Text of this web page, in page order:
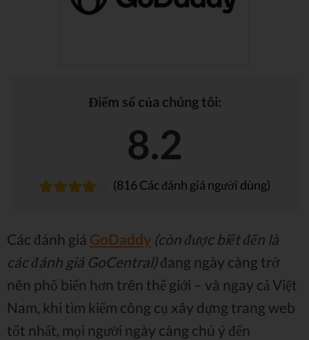
Điểm số của chúng tôi:
8.2
(816 Các đánh giá người dùng)
Các đánh giá GoDaddy (còn được biết đến là
các đánh giá GoCentral)đang ngày càng trở
nên phổ biến hơn trên thế giới – và ngay cả Việt
Nam, khi tìm kiếm công cụ xây dựng trang web
tốt nhất, mọi người ngày càng chú ý đến